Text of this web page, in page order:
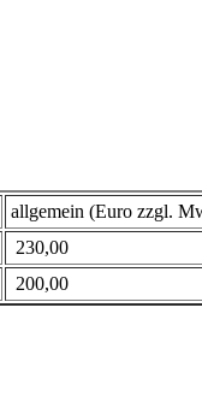
allgemein (Euro zzgl.
230,00
200,00